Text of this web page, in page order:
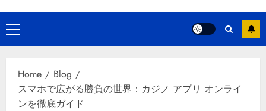
Primary
Menu
Home
Blog
スマホで広がる勝負の世界：カジノ アプリ オンライ
ンを徹底ガイド